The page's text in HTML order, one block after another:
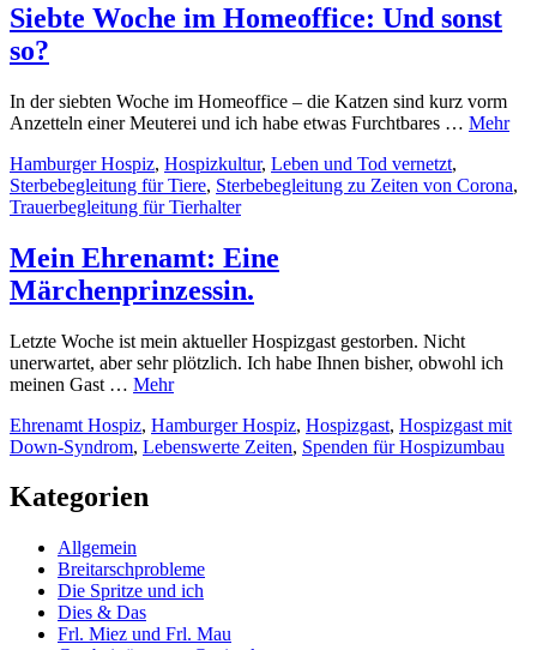
Siebte Woche im Homeoffice: Und sonst
so?
In der siebten Woche im Homeoffice – die Katzen sind kurz vorm
Anzetteln einer Meuterei und ich habe etwas Furchtbares … Mehr
Hamburger Hospiz, Hospizkultur, Leben und Tod vernetzt,
Sterbebegleitung für Tiere, Sterbebegleitung zu Zeiten von Corona,
Trauerbegleitung für Tierhalter
Mein Ehrenamt: Eine
Märchenprinzessin.
Letzte Woche ist mein aktueller Hospizgast gestorben. Nicht
unerwartet, aber sehr plötzlich. Ich habe Ihnen bisher, obwohl ich
meinen Gast … Mehr
Ehrenamt Hospiz, Hamburger Hospiz, Hospizgast, Hospizgast mit
Down-Syndrom, Lebenswerte Zeiten, Spenden für Hospizumbau
Kategorien
Allgemein
Breitarschprobleme
Die Spritze und ich
Dies & Das
Frl. Miez und Frl. Mau